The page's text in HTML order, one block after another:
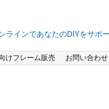
インであなたのDIYをサポ
けフレーム販売 お問い合わせ